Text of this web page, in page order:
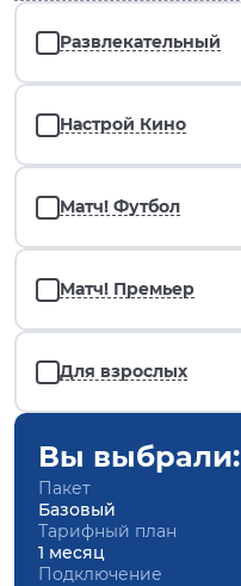
Развлекательный
Настрой Кино
Матч! Футбол
Матч! Премьер
Для взрослых
Вы выбрали:
Пакет
Базовый
Тарифный план
1 месяц
Подключение